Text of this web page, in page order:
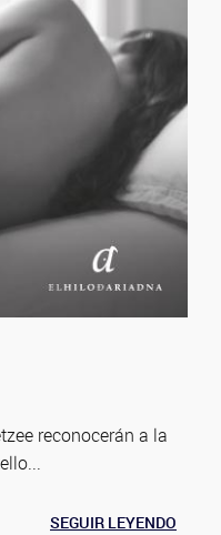
reconocerán a la
SEGUIR LEYENDO